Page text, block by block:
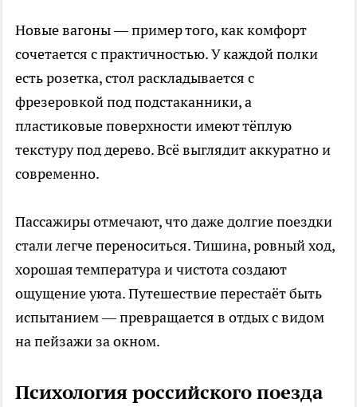
Новые вагоны — пример того, как комфорт
сочетается с практичностью. У каждой полки
есть розетка, стол раскладывается с
фрезеровкой под подстаканники, а
пластиковые поверхности имеют тёплую
текстуру под дерево. Всё выглядит аккуратно и
современно.
Пассажиры отмечают, что даже долгие поездки
стали легче переноситься. Тишина, ровный ход,
хорошая температура и чистота создают
ощущение уюта. Путешествие перестаёт быть
испытанием — превращается в отдых с видом
на пейзажи за окном.
Психология российского поезда